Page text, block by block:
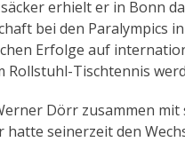
erhielt er in Bonn
bei den Paralympics
Erfolge auf
Tischtennis
Dörr zusammen
seinerzeit den